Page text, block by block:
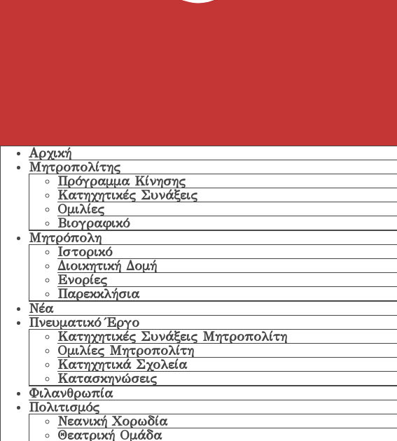
Αρχική
Μητροπολίτης
Πρόγραμμα Κίνησης
Κατηχητικές Συνάξεις
Ομιλίες
Βιογραφικό
Μητρόπολη
Ιστορικό
Διοικητική Δομή
Ενορίες
Παρεκκλήσια
Νέα
Πνευματικό Έργο
Κατηχητικές Συνάξεις Μητροπολίτη
Ομιλίες Μητροπολίτη
Κατηχητικά Σχολεία
Κατασκηνώσεις
Φιλανθρωπία
Πολιτισμός
Νεανική Χορωδία
Θεατρική Ομάδα